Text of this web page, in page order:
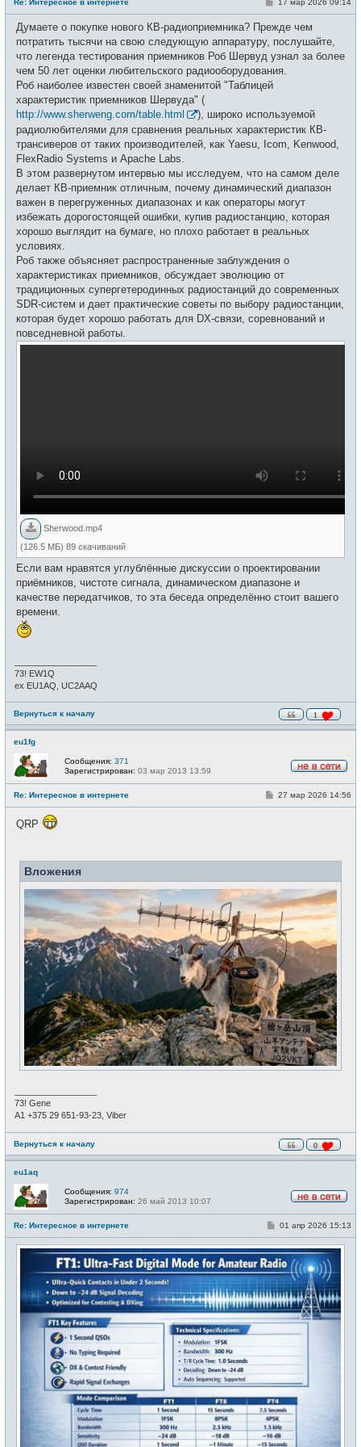
в
с
1
б
щ
н
и
Думаете о покупке нового КВ-радиоприемника? Прежде чем
потратить тысячи на свою следующую аппаратуру, послушайте,
что легенда тестирования приемников Роб Шервуд узнал за более
чем 50 лет оценки любительского радиооборудования.
Роб наиболее известен своей знаменитой "Таблицей
характеристик приемников Шервуда" (
http://www.sherweng.com/table.html
), широко используемой
радиолюбителями для сравнения реальных характеристик КВ-
трансиверов от таких производителей, как Yaesu, Icom, Kenwood,
FlexRadio Systems и Apache Labs.
В этом развернутом интервью мы исследуем, что на самом деле
делает КВ-приемник отличным, почему динамический диапазон
важен в перегруженных диапазонах и как операторы могут
избежать дорогостоящей ошибки, купив радиостанцию, которая
хорошо выглядит на бумаге, но плохо работает в реальных
условиях.
Роб также объясняет распространенные заблуждения о
характеристиках приемников, обсуждает эволюцию от
традиционных супергетеродинных радиостанций до современных
SDR-систем и дает практические советы по выбору радиостанции,
которая будет хорошо работать для DX-связи, соревнований и
повседневной работы.
Sherwood.mp4
(126.5 МБ) 89 скачиваний
Если вам нравятся углублённые дискуссии о проектировании
приёмников, чистоте сигнала, динамическом диапазоне и
качестве передатчиков, то эта беседа определённо стоит вашего
времени.
73! EW1Q
ex EU1AQ, UC2AAQ
Вернуться к началу
eu1fg
е
в
с
Сообщения: 371
Зарегистрирован: 03 мар 2013 13:59
Re: Интересное в интернете
0
С
и
27 мар 2026 14:56
QRP
Вложения
73! Gene
А1 +375 29 651-93-23, Viber
Вернуться к началу
eu1aq
е
в
с
Сообщения: 974
Зарегистрирован: 26 май 2013 10:07
Re: Интересное в интернете
С
о
б
щ
е
и
е
01 апр 2026 15:13